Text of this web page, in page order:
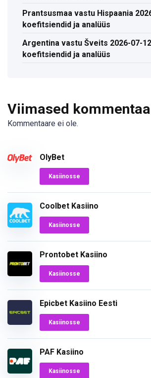
Prantsusmaa vastu Hispaania
koefitsiendid ja analüüs
Argentina vastu Šveits 2026-07-12
koefitsiendid ja analüüs
Viimased
Kommentaare ei ole.
OlyBet
Kasiinosse
Coolbet Kasiino
Kasiinosse
Prontobet Kasiino
Kasiinosse
Epicbet Kasiino Eesti
Kasiinosse
PAF Kasiino
Kasiinosse